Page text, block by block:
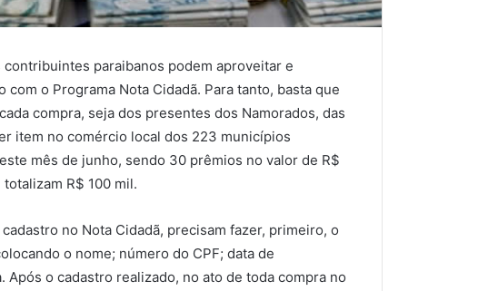
paraibanos podem aproveitar e
o Programa Nota Cidadã. Para tanto, basta que
compra, seja dos presentes dos Namorados, das
item no comércio local dos 223 municípios
mês de junho, sendo 30 prêmios no valor de R$
R$ 100 mil.
no Nota Cidadã, precisam fazer, primeiro, o
o nome; número do CPF; data de
o cadastro realizado, no ato de toda compra no